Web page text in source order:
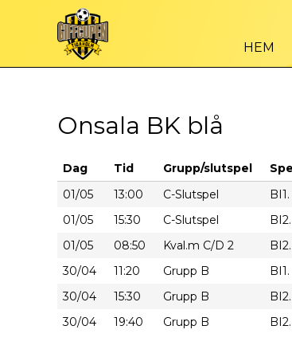
HEM
Onsala BK blå
Dag Tid Grupp/slutspel
01/05
13:00 C-Slutspel BI1.
01/05
15:30 C-Slutspel BI2.
01/05
08:50 Kval.m C/D 2 BI2.
30/04
11:20 Grupp B BI1.
30/04
15:30 Grupp B BI2.
30/04
19:40 Grupp B BI2.